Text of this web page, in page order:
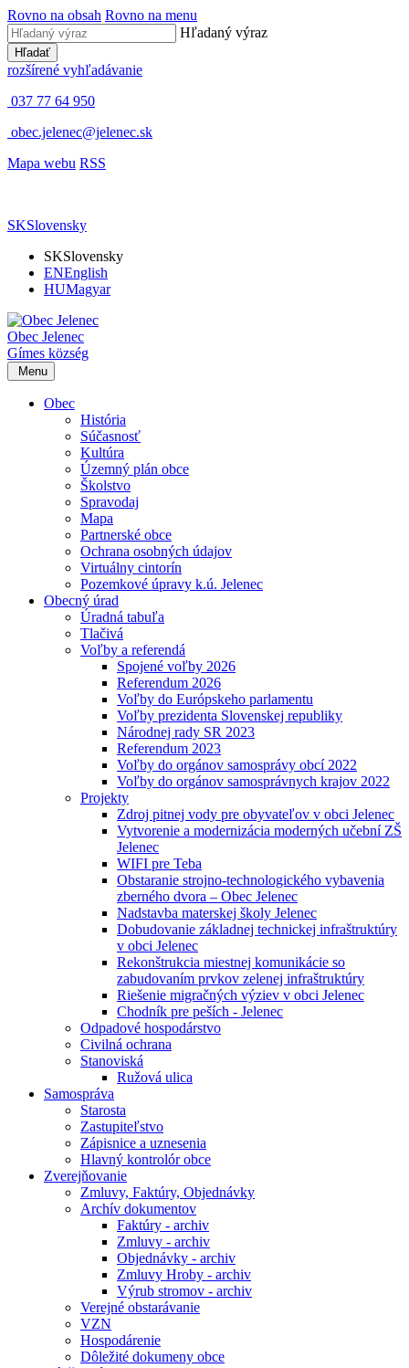
Rovno na obsah Rovno na menu
Hľadaný výraz
Hľadať
rozšírené vyhľadávanie
037 77 64 950
obec.jelenec@jelenec.sk
Mapa webu RSS
SKSlovensky
SKSlovensky
ENEnglish
HUMagyar
Obec Jelenec
Gímes község
Menu
Obec
História
Súčasnosť
Kultúra
Územný plán obce
Školstvo
Spravodaj
Mapa
Partnerské obce
Ochrana osobných údajov
Virtuálny cintorín
Pozemkové úpravy k.ú. Jelenec
Obecný úrad
Úradná tabuľa
Tlačivá
Voľby a referendá
Spojené voľby 2026
Referendum 2026
Voľby do Európskeho parlamentu
Voľby prezidenta Slovenskej republiky
Národnej rady SR 2023
Referendum 2023
Voľby do orgánov samosprávy obcí 2022
Voľby do orgánov samosprávnych krajov 2022
Projekty
Zdroj pitnej vody pre obyvateľov v obci Jelenec
Vytvorenie a modernizácia moderných učební ZŠ
Jelenec
WIFI pre Teba
Obstaranie strojno-technologického vybavenia
zberného dvora – Obec Jelenec
Nadstavba materskej školy Jelenec
Dobudovanie základnej technickej infraštruktúry
v obci Jelenec
Rekonštrukcia miestnej komunikácie so
zabudovaním prvkov zelenej infraštruktúry
Riešenie migračných výziev v obci Jelenec
Chodník pre peších - Jelenec
Odpadové hospodárstvo
Civilná ochrana
Stanoviská
Ružová ulica
Samospráva
Starosta
Zastupiteľstvo
Zápisnice a uznesenia
Hlavný kontrolór obce
Zverejňovanie
Zmluvy, Faktúry, Objednávky
Archív dokumentov
Faktúry - archiv
Zmluvy - archiv
Objednávky - archiv
Zmluvy Hroby - archiv
Výrub stromov - archiv
Verejné obstarávanie
VZN
Hospodárenie
Dôležité dokumeny obce